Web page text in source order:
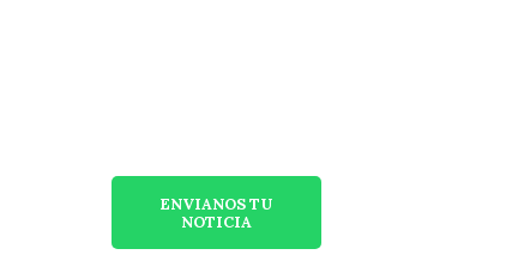
ENVIANOS TU
NOTICIA